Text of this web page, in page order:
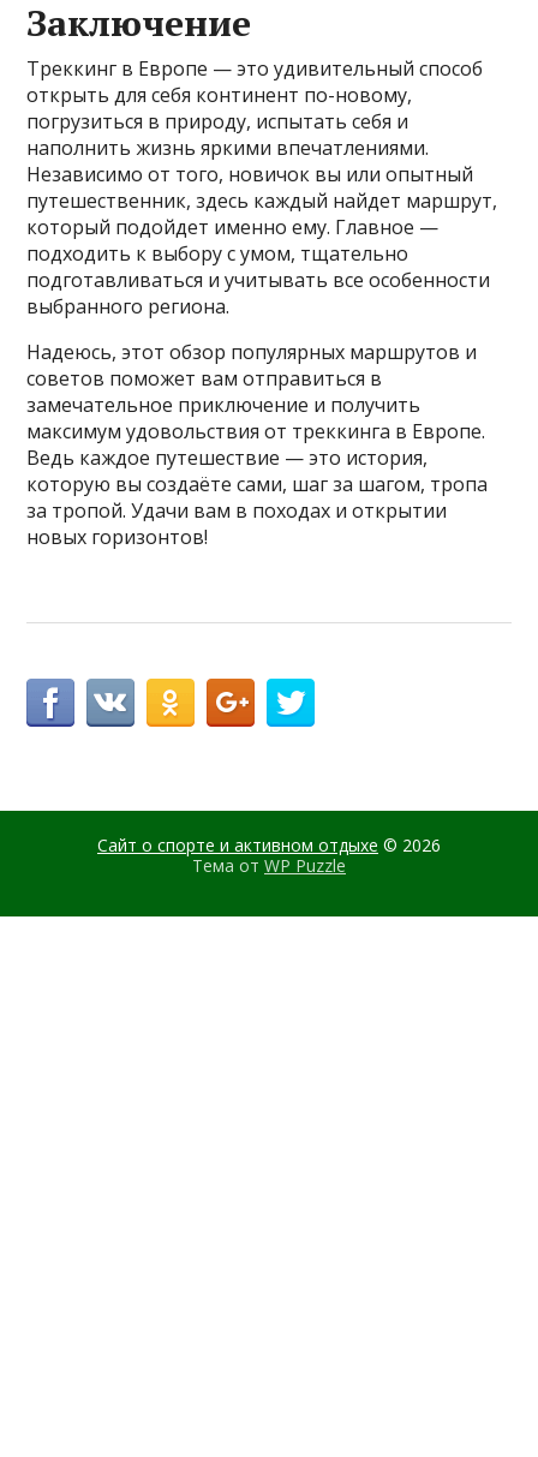
Заключение
Треккинг в Европе — это удивительный способ
открыть для себя континент по-новому,
погрузиться в природу, испытать себя и
наполнить жизнь яркими впечатлениями.
Независимо от того, новичок вы или опытный
путешественник, здесь каждый найдет маршрут,
который подойдет именно ему. Главное —
подходить к выбору с умом, тщательно
подготавливаться и учитывать все особенности
выбранного региона.
Надеюсь, этот обзор популярных маршрутов и
советов поможет вам отправиться в
замечательное приключение и получить
максимум удовольствия от треккинга в Европе.
Ведь каждое путешествие — это история,
которую вы создаёте сами, шаг за шагом, тропа
за тропой. Удачи вам в походах и открытии
новых горизонтов!
Сайт о спорте и активном отдыхе © 2026
Тема от WP Puzzle